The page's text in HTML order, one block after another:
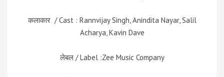
कलाकार / Cast : Rannvijay Singh, Anindita Nayar, Salil
Acharya, Kavin Dave
लेबल / Label :Zee Music Company